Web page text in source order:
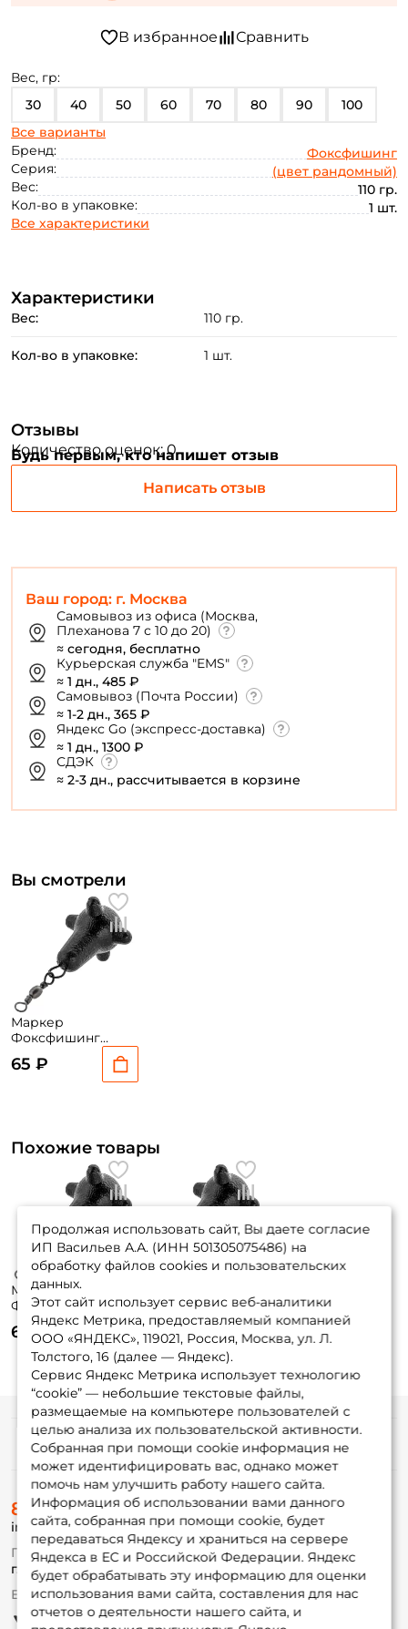
Вес, гр:
30
40 50 60 70 80 90 100
110
Все варианты
Бренд:
Фоксфишинг
Серия:
(цвет рандомный)
Вес:
110 гр.
Кол-во в упаковке:
1 шт.
Все характеристики
Ваш город: г. Москва
Самовывоз из офиса (Москва,
Плеханова 7 с 10 до 20)
≈ сегодня, бесплатно
Курьерская служба "EMS"
≈ 1 дн., 485 ₽
Самовывоз (Почта России)
≈ 1-2 дн., 365 ₽
Яндекс Go (экспресс-доставка)
≈ 1 дн., 1300 ₽
СДЭК
≈ 2-3 дн., рассчитывается в корзине
Характеристики
Вес: 110 гр.
Кол-во в упаковке: 1 шт.
Отзывы
Количество оценок: 0
Будь первым, кто напишет отзыв
Написать отзыв
Вы смотрели
Маркер
Фоксфишинг
(цвет рандомный)
110гр.
65 ₽
Похожие товары
Маркер
Фоксфишинг
(цвет рандомный)
100гр.
65 ₽
Фоксфишинг
(цвет рандомный)
90гр.
60 ₽
Продолжая использовать сайт, Вы даете согласие
ИП Васильев А.А. (ИНН 501305075486) на
обработку файлов cookies и пользовательских
данных.
Этот сайт использует сервис веб-аналитики
Яндекс Метрика, предоставляемый компанией
ООО «ЯНДЕКС», 119021, Россия, Москва, ул. Л.
Толстого, 16 (далее — Яндекс).
Сервис Яндекс Метрика использует технологию
“cookie” — небольшие текстовые файлы,
размещаемые на компьютере пользователей с
целью анализа их пользовательской активности.
Собранная при помощи cookie информация не
может идентифицировать вас, однако может
помочь нам улучшить работу нашего сайта.
Информация об использовании вами данного
сайта, собранная при помощи cookie, будет
передаваться Яндексу и храниться на сервере
Яндекса в ЕС и Российской Федерации. Яндекс
будет обрабатывать эту информацию для оценки
использования вами сайта, составления для нас
отчетов о деятельности нашего сайта, и
Создать аккаунт
ФИО: *
Придумайте пароль: *
Повторите пароль: *
Заполняя данную форму вы соглашаетесь на обработку
персональных данных
Создать аккаунт
Информация
О магазине
Доставка
Оплата
Fox-bonus
Гуру
Партнерская программа
8 (495) 532-77-88
info@foxfishing.ru
По вопросам с заказом
г. Москва, ул. Плеханова д.7
Ежедневно 10:00 до 20:00